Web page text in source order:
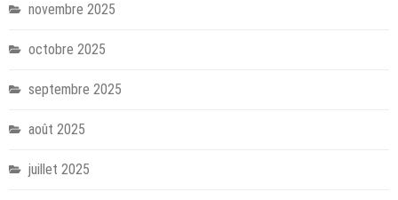
novembre 2025
octobre 2025
septembre 2025
août 2025
juillet 2025